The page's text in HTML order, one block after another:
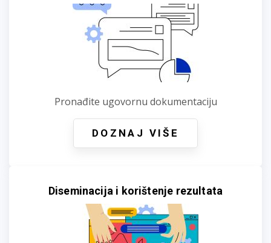
Pronađite ugovornu dokumentaciju
DOZNAJ VIŠE
Diseminacija i korištenje rezultata